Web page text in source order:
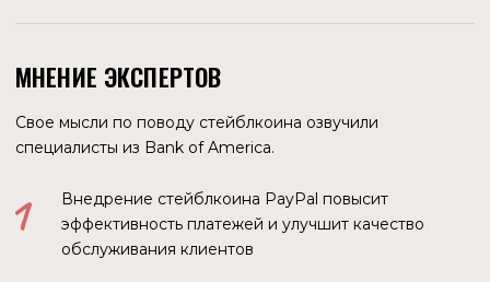
значительно уменьшена. Их заменят глобальные
здравоохранения будет, например, Всемирная
Сейчас мы наблюдаем явления, которые еще десять лет
назад были бы немыслимы: полномасштабная война в
всей планете (COVID). Почему это все происходит
именно сейчас и почти одновременно?